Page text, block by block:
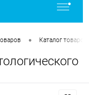
• Каталог товаров